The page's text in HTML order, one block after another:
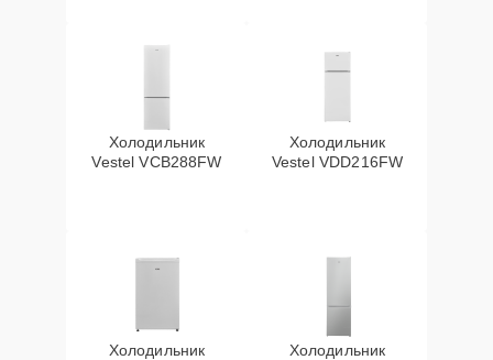
Холодильник
Vestel VCB288FW
Холодильник
Vestel VDD216FW
Холодильник
Холодильник